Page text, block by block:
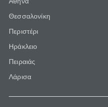
Θεσσαλονίκη
Περιστέρι
Ηράκλειο
Πειραιάς
Λάρισα